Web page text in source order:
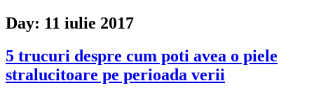
Day: 11 iulie 2017
5 trucuri despre cum poti avea o piele
stralucitoare pe perioada verii